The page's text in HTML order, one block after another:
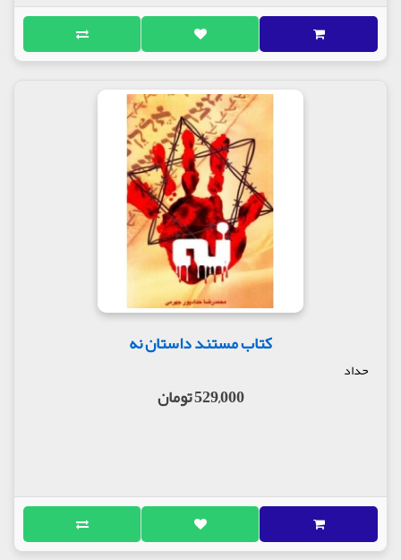
شبی که دوست داشت سحر بشه
مولف : نیلوفر شادمهری
کتاب مستند داستان نه
حداد
529,000 تومان